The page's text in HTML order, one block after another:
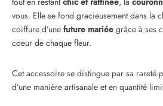
vous. Elle se fond gracieusement dans la
coiffure d’une future mariée grâce à ses
coeur de chaque fleur.
Cet accessoire se distingue par sa rareté
d’une manière artisanale et en quantité